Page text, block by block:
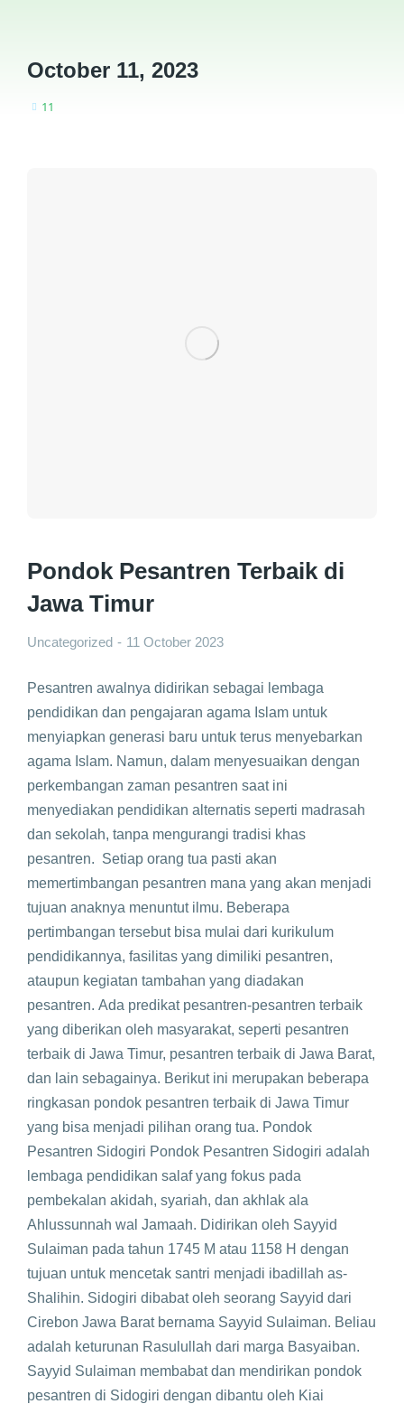
October 11, 2023
You are here:
11
Pondok Pesantren Terbaik di
Jawa Timur
Uncategorized 11 October 2023
Pesantren awalnya didirikan sebagai lembaga
pendidikan dan pengajaran agama Islam untuk
menyiapkan generasi baru untuk terus menyebarkan
agama Islam. Namun, dalam menyesuaikan dengan
perkembangan zaman pesantren saat ini
menyediakan pendidikan alternatis seperti madrasah
dan sekolah, tanpa mengurangi tradisi khas
pesantren. Setiap orang tua pasti akan
memertimbangan pesantren mana yang akan menjadi
tujuan anaknya menuntut ilmu. Beberapa
pertimbangan tersebut bisa mulai dari kurikulum
pendidikannya, fasilitas yang dimiliki pesantren,
ataupun kegiatan tambahan yang diadakan
pesantren. Ada predikat pesantren-pesantren terbaik
yang diberikan oleh masyarakat, seperti pesantren
terbaik di Jawa Timur, pesantren terbaik di Jawa Barat,
dan lain sebagainya. Berikut ini merupakan beberapa
ringkasan pondok pesantren terbaik di Jawa Timur
yang bisa menjadi pilihan orang tua. Pondok
Pesantren Sidogiri Pondok Pesantren Sidogiri adalah
lembaga pendidikan salaf yang fokus pada
pembekalan akidah, syariah, dan akhlak ala
Ahlussunnah wal Jamaah. Didirikan oleh Sayyid
Sulaiman pada tahun 1745 M atau 1158 H dengan
tujuan untuk mencetak santri menjadi ibadillah as-
Shalihin. Sidogiri dibabat oleh seorang Sayyid dari
Cirebon Jawa Barat bernama Sayyid Sulaiman. Beliau
adalah keturunan Rasulullah dari marga Basyaiban.
Sayyid Sulaiman membabat dan mendirikan pondok
pesantren di Sidogiri dengan dibantu oleh Kiai